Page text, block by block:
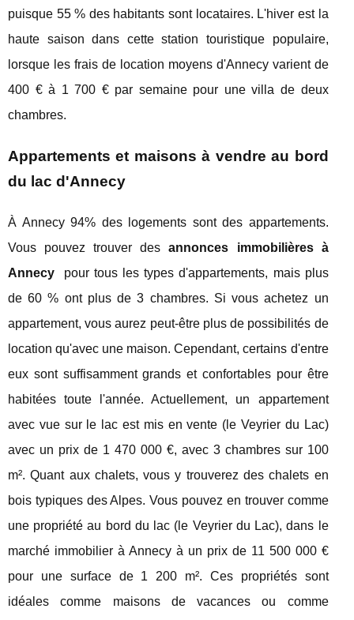
puisque 55 % des habitants sont locataires. L'hiver est la
haute saison dans cette station touristique populaire,
lorsque les frais de location moyens d'Annecy varient de
400 € à 1 700 € par semaine pour une villa de deux
chambres.
Appartements et maisons à vendre au bord
du lac d'Annecy
À Annecy 94% des logements sont des appartements.
Vous pouvez trouver desannonces immobilières à
Annecy pour tous les types d'appartements, mais plus
de 60 % ont plus de 3 chambres. Si vous achetez un
appartement, vous aurez peut-être plus de possibilités de
location qu'avec une maison. Cependant, certains d'entre
eux sont suffisamment grands et confortables pour être
habitées toute l'année. Actuellement, un appartement
avec vue sur le lac est mis en vente (le Veyrier du Lac)
avec un prix de 1 470 000 €, avec 3 chambres sur 100
m². Quant aux chalets, vous y trouverez des chalets en
bois typiques des Alpes. Vous pouvez en trouver comme
une propriété au bord du lac (le Veyrier du Lac), dans le
marché immobilier à Annecy à un prix de 11 500 000 €
pour une surface de 1 200 m². Ces propriétés sont
idéales comme maisons de vacances ou comme